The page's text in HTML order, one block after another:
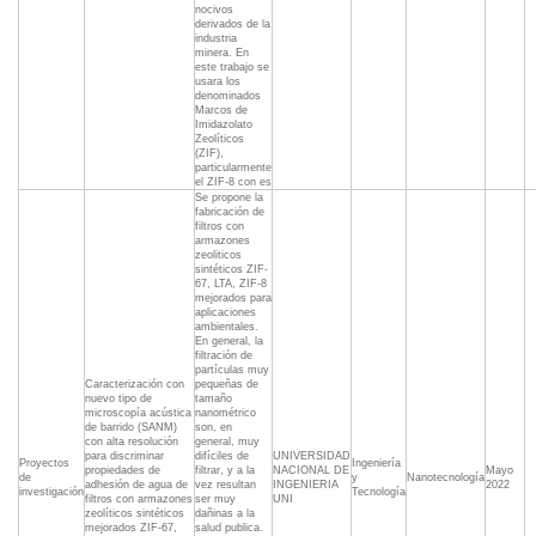
nocivos
derivados de la
industria
minera. En
este trabajo se
usara los
denominados
Marcos de
Imidazolato
Zeolíticos
(ZIF),
particularmente
el ZIF-8 con es
Proyectos
de
investigación
Caracterización con
nuevo tipo de
microscopía acústica
de barrido (SANM)
con alta resolución
para discriminar
propiedades de
adhesión de agua de
filtros con armazones
zeolíticos sintéticos
mejorados ZIF-67,
Se propone la
fabricación de
filtros con
armazones
zeoliticos
sintéticos ZIF-
67, LTA, ZIF-8
mejorados para
aplicaciones
ambientales.
En general, la
filtración de
partículas muy
pequeñas de
tamaño
nanométrico
son, en
general, muy
difíciles de
filtrar, y a la
vez resultan
ser muy
dañinas a la
salud publica.
UNIVERSIDAD
NACIONAL DE
INGENIERIA
UNI
Ingeniería
y
Tecnología
Nanotecnología
Mayo
2022